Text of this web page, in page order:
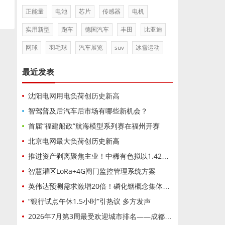
正能量 电池 芯片 传感器 电机
实用新型 跑车 德国汽车 丰田 比亚迪
网球 羽毛球 汽车展览 suv 冰雪运动
最近发表
沈阳电网用电负荷创历史新高
智驾普及后汽车后市场有哪些新机会？
首届“福建船政”航海模型系列赛在福州开赛
北京电网最大负荷创历史新高
推进资产剥离聚焦主业！中稀有色拟以1.42亿元底价挂牌出让东电化广晟稀土37%股权，标的企业盈亏波动，交易成功与否、成交价格仍存变数
智慧灌区LoRa+4G闸门监控管理系统方案
英伟达预测需求激增20倍！磷化铟概念集体狂飙，云南锗业3连板
“银行试点午休1.5小时”引热议 多方发声
2026年7月第3周最受欢迎城市排名——成都位居全国第92026年7月第3周最受欢迎城市排名——成都位居全国第9